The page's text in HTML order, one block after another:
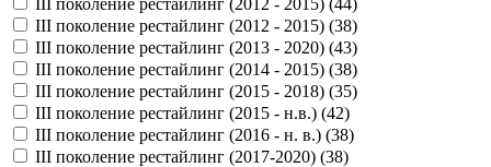
III поколение рестайлинг (2012 - 2015) (38)
III поколение рестайлинг (2013 - 2020) (43)
III поколение рестайлинг (2014 - 2015) (38)
III поколение рестайлинг (2015 - 2018) (35)
III поколение рестайлинг (2015 - н.в.) (42)
III поколение рестайлинг (2016 - н. в.) (38)
III поколение рестайлинг (2017-2020) (38)